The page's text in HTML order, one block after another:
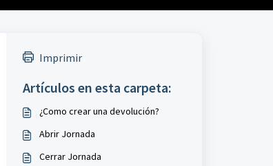
Imprimir
Artículos en esta carpeta:
¿Como crear una devolución?
Abrir Jornada
Cerrar Jornada